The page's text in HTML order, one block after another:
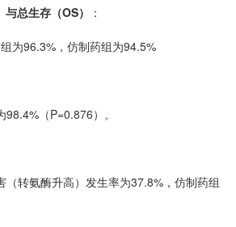
总生存（OS） ：
96.3%，仿制药组为94.5%
（P=0.876）。
转氨酶升高）发生率为37.8%，仿制药组